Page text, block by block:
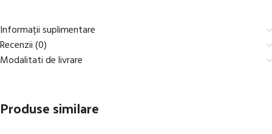
Informații suplimentare
Recenzii (0)
Modalitati de livrare
Produse similare